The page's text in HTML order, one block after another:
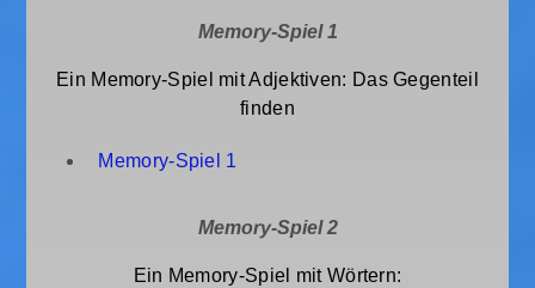
Memory-Spiel 1
Ein Memory-Spiel mit Adjektiven: Das Gegenteil
finden
Memory-Spiel 1
Memory-Spiel 2
Ein Memory-Spiel mit Wörtern: